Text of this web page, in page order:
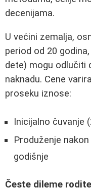
decenijama.
U većini zemalja,
period od 20
dete) mogu odlučiti
naknadu. Cene
proseku iznose:
Inicijalno čuvanje
Produženje
godišnje
Česte dileme